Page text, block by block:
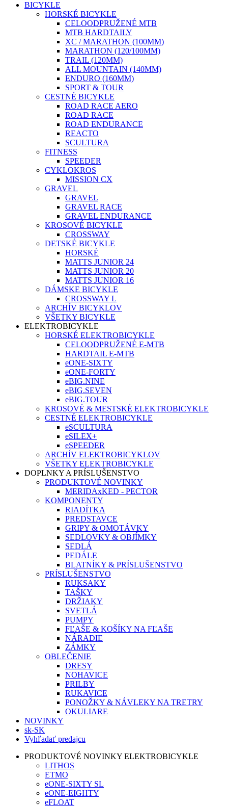
BICYKLE
HORSKÉ BICYKLE
CELOODPRUŽENÉ MTB
MTB HARDTAILY
XC / MARATHON (100MM)
MARATHON (120/100MM)
TRAIL (120MM)
ALL MOUNTAIN (140MM)
ENDURO (160MM)
SPORT & TOUR
CESTNÉ BICYKLE
ROAD RACE AERO
ROAD RACE
ROAD ENDURANCE
REACTO
SCULTURA
FITNESS
SPEEDER
CYKLOKROS
MISSION CX
GRAVEL
GRAVEL
GRAVEL RACE
GRAVEL ENDURANCE
KROSOVÉ BICYKLE
CROSSWAY
DETSKÉ BICYKLE
HORSKÉ
MATTS JUNIOR 24
MATTS JUNIOR 20
MATTS JUNIOR 16
DÁMSKE BICYKLE
CROSSWAY L
ARCHÍV BICYKLOV
VŠETKY BICYKLE
ELEKTROBICYKLE
HORSKÉ ELEKTROBICYKLE
CELOODPRUŽENÉ E-MTB
HARDTAIL E-MTB
eONE-SIXTY
eONE-FORTY
eBIG.NINE
eBIG.SEVEN
eBIG.TOUR
KROSOVÉ & MESTSKÉ ELEKTROBICYKLE
CESTNÉ ELEKTROBICYKLE
eSCULTURA
eSILEX+
eSPEEDER
ARCHÍV ELEKTROBICYKLOV
VŠETKY ELEKTROBICYKLE
DOPLNKY A PRÍSLUŠENSTVO
PRODUKTOVÉ NOVINKY
MERIDAxKED - PECTOR
KOMPONENTY
RIADÍTKA
PREDSTAVCE
GRIPY & OMOTÁVKY
SEDLOVKY & OBJÍMKY
SEDLÁ
PEDÁLE
BLATNÍKY & PRÍSLUŠENSTVO
PRÍSLUŠENSTVO
RUKSAKY
TAŠKY
DRŽIAKY
SVETLÁ
PUMPY
FĽAŠE & KOŠÍKY NA FĽAŠE
NÁRADIE
ZÁMKY
OBLEČENIE
DRESY
NOHAVICE
PRILBY
RUKAVICE
PONOŽKY & NÁVLEKY NA TRETRY
OKULIARE
NOVINKY
sk-SK
Vyhľadať predajcu
PRODUKTOVÉ NOVINKY ELEKTROBICYKLE
LITHOS
ETMO
eONE-SIXTY SL
eONE-EIGHTY
eFLOAT